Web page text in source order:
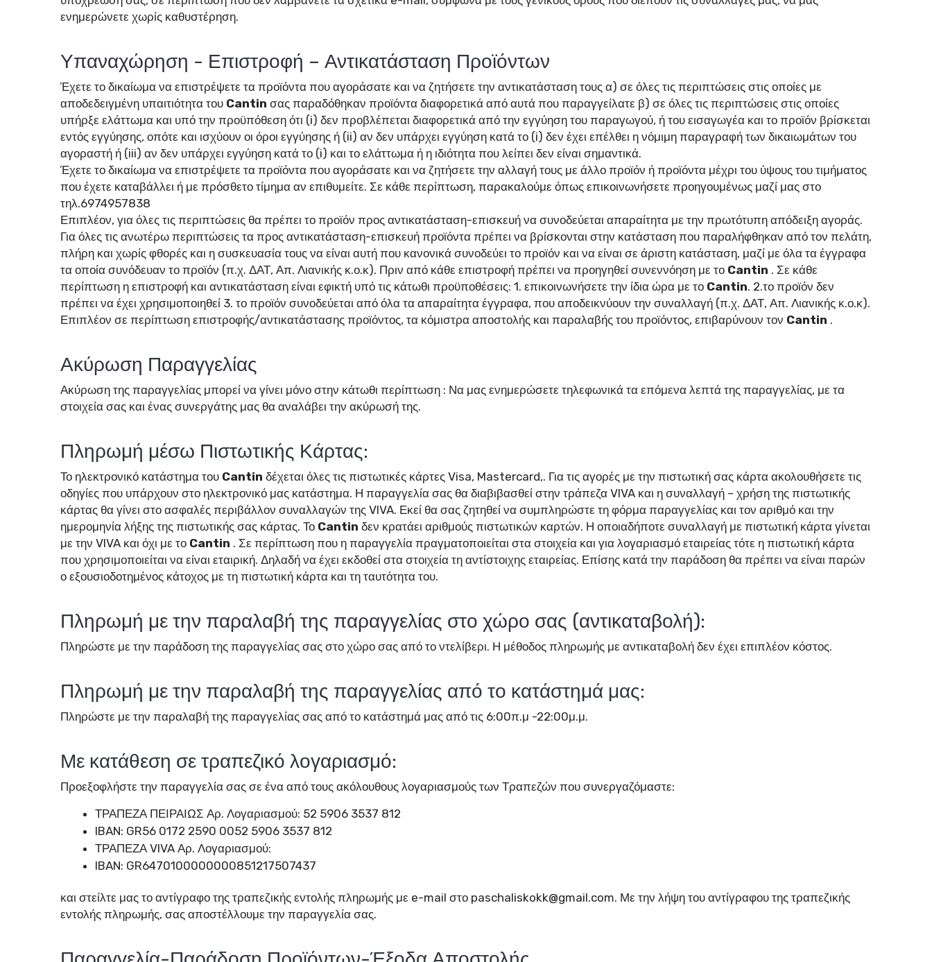
ενημερώνετε χωρίς καθυστέρηση.
Υπαναχώρηση - Επιστροφή – Αντικατάσταση Προϊόντων
Έχετε το δικαίωμα να επιστρέψετε τα προϊόντα που αγοράσατε και να ζητήσετε την αντικατάσταση τους α) σε όλες τις περιπτώσεις στις οποίες με
αποδεδειγμένη υπαιτιότητα του Cantin σας παραδόθηκαν προϊόντα διαφορετικά από αυτά που παραγγείλατε β) σε όλες τις περιπτώσεις στις οποίες
υπήρξε ελάττωμα και υπό την προϋπόθεση ότι (i) δεν προβλέπεται διαφορετικά από την εγγύηση του παραγωγού, ή του εισαγωγέα και το προϊόν βρίσκεται
εντός εγγύησης, οπότε και ισχύουν οι όροι εγγύησης ή (ii) αν δεν υπάρχει εγγύηση κατά το (i) δεν έχει επέλθει η νόμιμη παραγραφή των δικαιωμάτων του
αγοραστή ή (iii) αν δεν υπάρχει εγγύηση κατά το (i) και το ελάττωμα ή η ιδιότητα που λείπει δεν είναι σημαντικά.
Έχετε το δικαίωμα να επιστρέψετε τα προϊόντα που αγοράσατε και να ζητήσετε την αλλαγή τους με άλλο προϊόν ή προϊόντα μέχρι του ύψους του τιμήματος
που έχετε καταβάλλει ή με πρόσθετο τίμημα αν επιθυμείτε. Σε κάθε περίπτωση, παρακαλούμε όπως επικοινωνήσετε προηγουμένως μαζί μας στο
τηλ.6974957838
Επιπλέον, για όλες τις περιπτώσεις θα πρέπει το προϊόν προς αντικατάσταση-επισκευή να συνοδεύεται απαραίτητα με την πρωτότυπη απόδειξη αγοράς.
Για όλες τις ανωτέρω περιπτώσεις τα προς αντικατάσταση-επισκευή προϊόντα πρέπει να βρίσκονται στην κατάσταση που παραλήφθηκαν από τον πελάτη,
πλήρη και χωρίς φθορές και η συσκευασία τους να είναι αυτή που κανονικά συνοδεύει το προϊόν και να είναι σε άριστη κατάσταση, μαζί με όλα τα έγγραφα
τα οποία συνόδευαν το προϊόν (π.χ. ΔΑΤ, Απ. Λιανικής κ.ο.κ). Πριν από κάθε επιστροφή πρέπει να προηγηθεί συνεννόηση με το Cantin . Σε κάθε
περίπτωση η επιστροφή και αντικατάσταση είναι εφικτή υπό τις κάτωθι προϋποθέσεις: 1. επικοινωνήσετε την ίδια ώρα με το Cantin. 2.το προϊόν δεν
πρέπει να έχει χρησιμοποιηθεί 3. το προϊόν συνοδεύεται από όλα τα απαραίτητα έγγραφα, που αποδεικνύουν την συναλλαγή (π.χ. ΔΑΤ, Απ. Λιανικής κ.ο.κ).
Επιπλέον σε περίπτωση επιστροφής/αντικατάστασης προϊόντος, τα κόμιστρα αποστολής και παραλαβής του προϊόντος, επιβαρύνουν τον Cantin .
Ακύρωση Παραγγελίας
Ακύρωση της παραγγελίας μπορεί να γίνει μόνο στην κάτωθι περίπτωση : Να μας ενημερώσετε τηλεφωνικά τα επόμενα λεπτά της παραγγελίας, με τα
στοιχεία σας και ένας συνεργάτης μας θα αναλάβει την ακύρωσή της.
Πληρωμή μέσω Πιστωτικής Κάρτας:
Το ηλεκτρονικό κατάστημα του Cantin δέχεται όλες τις πιστωτικές κάρτες Visa, Mastercard,. Για τις αγορές με την πιστωτική σας κάρτα ακολουθήσετε τις
οδηγίες που υπάρχουν στο ηλεκτρονικό μας κατάστημα. Η παραγγελία σας θα διαβιβασθεί στην τράπεζα VIVA και η συναλλαγή – χρήση της πιστωτικής
κάρτας θα γίνει στο ασφαλές περιβάλλον συναλλαγών της VIVA. Εκεί θα σας ζητηθεί να συμπληρώστε τη φόρμα παραγγελίας και τον αριθμό και την
ημερομηνία λήξης της πιστωτικής σας κάρτας. Το Cantin δεν κρατάει αριθμούς πιστωτικών καρτών. Η οποιαδήποτε συναλλαγή με πιστωτική κάρτα γίνεται
με την VIVA και όχι με το Cantin . Σε περίπτωση που η παραγγελία πραγματοποιείται στα στοιχεία και για λογαριασμό εταιρείας τότε η πιστωτική κάρτα
που χρησιμοποιείται να είναι εταιρική. Δηλαδή να έχει εκδοθεί στα στοιχεία τη αντίστοιχης εταιρείας. Επίσης κατά την παράδοση θα πρέπει να είναι παρών
ο εξουσιοδοτημένος κάτοχος με τη πιστωτική κάρτα και τη ταυτότητα του.
Πληρωμή με την παραλαβή της παραγγελίας στο χώρο σας (αντικαταβολή):
Πληρώστε με την παράδοση της παραγγελίας σας στο χώρο σας από το ντελίβερι. Η μέθοδος πληρωμής με αντικαταβολή δεν έχει επιπλέον κόστος.
Πληρωμή με την παραλαβή της παραγγελίας από το κατάστημά μας:
Πληρώστε με την παραλαβή της παραγγελίας σας από το κατάστημά μας από τις 6:00π.μ -22:00μ.μ.
Με κατάθεση σε τραπεζικό λογαριασμό:
Προεξοφλήστε την παραγγελία σας σε ένα από τους ακόλουθους λογαριασμούς των Τραπεζών που συνεργαζόμαστε:
ΤΡΑΠΕΖΑ ΠΕΙΡΑΙΩΣ Αρ. Λογαριασμού: 52 5906 3537 812
IBAN: GR56 0172 2590 0052 5906 3537 812
ΤΡΑΠΕΖΑ VIVA Αρ. Λογαριασμού:
IBAN: GR6470100000000851217507437
και στείλτε μας το αντίγραφο της τραπεζικής εντολής πληρωμής με e-mail στο paschaliskokk@gmail.com. Με την λήψη του αντίγραφου της τραπεζικής
εντολής πληρωμής, σας αποστέλλουμε την παραγγελία σας.